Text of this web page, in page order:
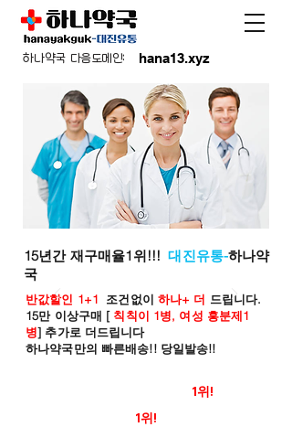
hana13.xyz
하나약국 다음도메인:
15년간 재구매율1위!!!대진유통-하나약
국
반값할인 1+1 조건없이 하나+ 더 드립니다.
15만 이상구매 [ 칙칙이 1병, 여성 흥분제1
병] 추가로 더드립니다
하나약국만의 빠른배송!! 당일발송!!
1위!
1위!